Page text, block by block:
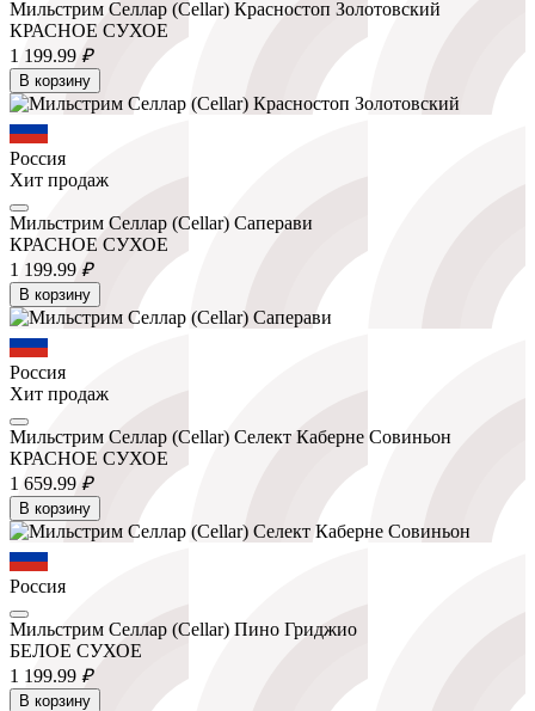
Мильстрим Селлар (Cellar) Красностоп Золотовский
КРАСНОЕ СУХОЕ
1 199.99 ₽
В корзину
Россия
Хит продаж
Мильстрим Селлар (Cellar) Саперави
КРАСНОЕ СУХОЕ
1 199.99 ₽
В корзину
Россия
Хит продаж
Мильстрим Селлар (Cellar) Селект Каберне Совиньон
КРАСНОЕ СУХОЕ
1 659.99 ₽
В корзину
Россия
Мильстрим Селлар (Cellar) Пино Гриджио
БЕЛОЕ СУХОЕ
1 199.99 ₽
В корзину